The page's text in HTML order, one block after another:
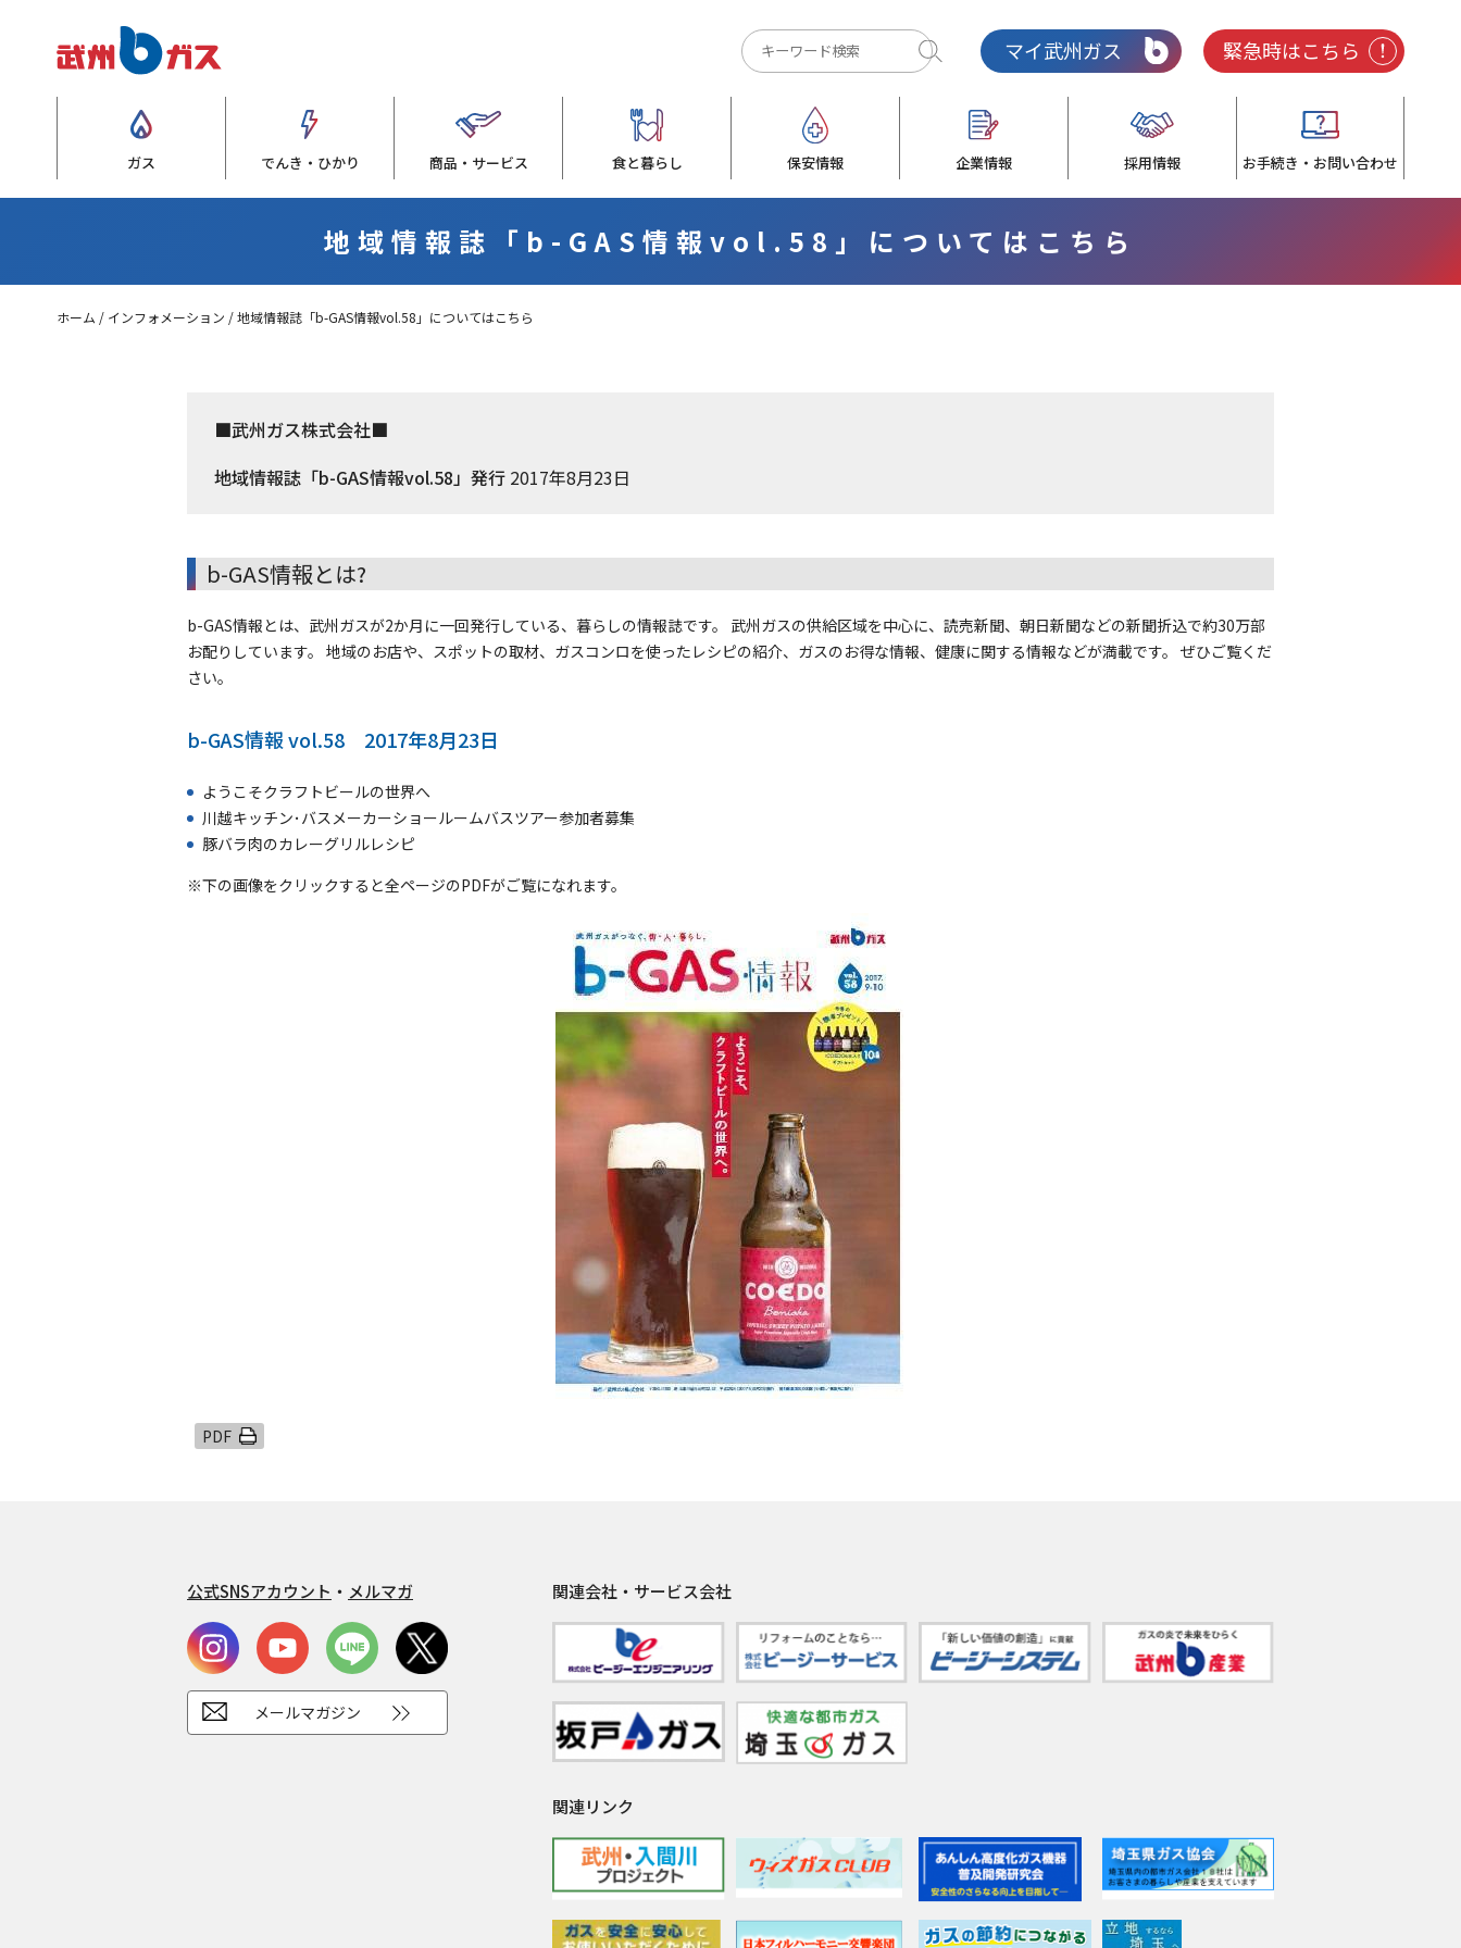
マイ武州ガス 緊急時はこちら
ガス でんき・ひかり 商品・サービス 食と暮らし 保安情報 企業情報 採用情報 お手続き・お問い合わせ
地域情報誌「b-GAS情報vol.58」についてはこちら
ホーム インフォメーション 地域情報誌「b-GAS情報vol.58」についてはこちら
■武州ガス株式会社■
地域情報誌「b-GAS情報vol.58」発行 2017年8月23日
b-GAS情報とは?
b-GAS情報とは、武州ガスが2か月に一回発行している、暮らしの情報誌です。 武州ガスの供給区域を中心に、読売新聞、朝日新聞などの新聞折込で約30万部
お配りしています。 地域のお店や、スポットの取材、ガスコンロを使ったレシピの紹介、ガスのお得な情報、健康に関する情報などが満載です。 ぜひご覧くだ
さい。
b-GAS情報 vol.58 2017年8月23日
ようこそクラフトビールの世界へ
川越キッチン･バスメーカーショールームバスツアー参加者募集
豚バラ肉のカレーグリルレシピ
※下の画像をクリックすると全ページのPDFがご覧になれます。
公式SNSアカウント ・ メルマガ
メールマガジン
関連会社・サービス会社
関連リンク